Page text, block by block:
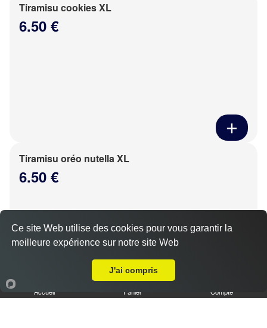
Tiramisu cookies XL
6.50 €
Tiramisu oréo nutella XL
6.50 €
Accueil Panier Compte
Ce site Web utilise des cookies pour vous garantir la
meilleure expérience sur notre site Web
J'ai compris